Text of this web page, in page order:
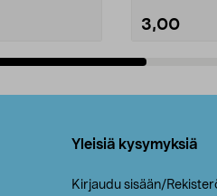
3,00
Yleisiä kysymyksiä
Kirjaudu sisään/